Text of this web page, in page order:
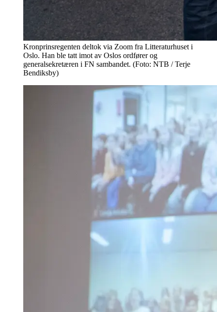
Kronprinsregenten deltok via Zoom fra Litteraturhuset i
Oslo. Han ble tatt imot av Oslos ordfører og
generalsekretæren i FN sambandet. (Foto: NTB / Terje
Bendiksby)